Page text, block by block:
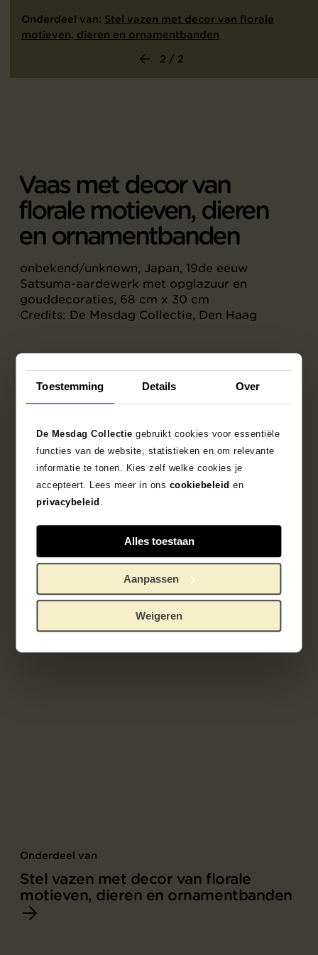
Toestemming Details Over
De Mesdag Collectie gebruikt cookies voor essentiële
functies van de website, statistieken en om relevante
informatie te tonen. Kies zelf welke cookies je
accepteert. Lees meer in ons cookiebeleid en
privacybeleid
Alles toestaan
Aanpassen
Weigeren
Onderdeel van: Stel vazen met decor van florale
motieven, dieren en ornamentbanden
2 / 2
Vaas met decor van
florale motieven, dieren
en ornamentbanden
onbekend/unknown, Japan, 19de eeuw
Satsuma-aardewerk met opglazuur en
gouddecoraties, 68 cm x 30 cm
Credits: De Mesdag Collectie, Den Haag
Objectgegevens
Zoek in de collectie
1891 - 1900 Japan vaas
onbekend/unknown
Onderdeel van
Stel vazen met decor van florale
motieven, dieren en ornamentbanden